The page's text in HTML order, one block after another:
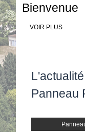
Bienvenue
VOIR PLUS
Panneau